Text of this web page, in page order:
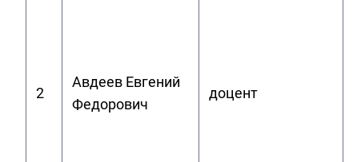
2
Авдеев Евгений
Федорович
доцент